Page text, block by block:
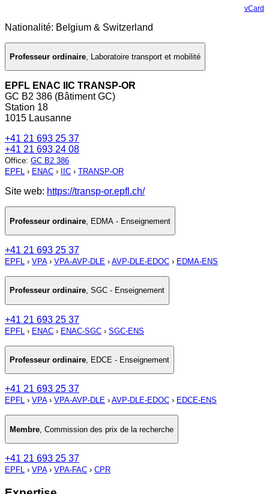
vCard
Nationalité: Belgium & Switzerland
Professeur ordinaire, Laboratoire transport et mobilité
EPFL ENAC IIC TRANSP-OR
GC B2 386 (Bâtiment GC)
Station 18
1015 Lausanne
+41 21 693 25 37
+41 21 693 24 08
Office: GC B2 386
EPFL › ENAC › IIC › TRANSP-OR
Site web: https://transp-or.epfl.ch/
Professeur ordinaire EDMA - Enseignement
+41 21 693 25 37
EPFL › VPA› VPA-AVP-DLE › AVP-DLE-EDOC › EDMA-ENS
Professeur ordinaire, SGC - Enseignement
+41 21 693 25 37
EPFL › ENAC › ENAC-SGC › SGC-ENS
Professeur ordinaire, EDCE - Enseignement
+41 21 693 25 37
EPFL › VPA› VPA-AVP-DLE › AVP-DLE-EDOC › EDCE-ENS
Membre Commission des prix de la recherche
+41 21 693 25 37
EPFL › VPA› VPA-FAC › CPR